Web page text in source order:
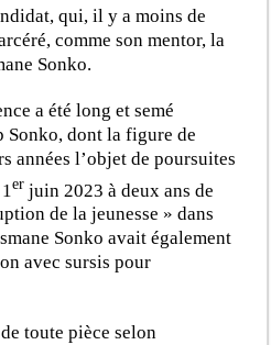
qui, il y a moins de
comme son mentor, la
Sonko.
a été long et semé
Sonko, dont la figure de
années l’objet de poursuites
er juin 2023 à deux ans de
de la jeunesse » dans
Sonko avait également
avec sursis pour
toute pièce selon